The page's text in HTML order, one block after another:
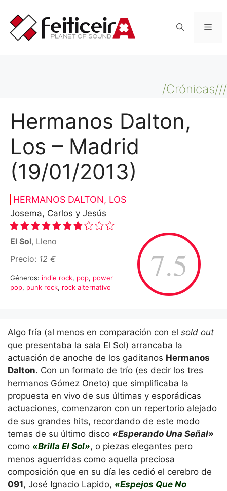
contenido
/Crónicas///
Hermanos Dalton,
Los – Madrid
(19/01/2013)
HERMANOS DALTON, LOS
Josema, Carlos y Jesús
7.5
El Sol, Lleno
Precio: 12 €
Géneros: indie rock, pop, power
pop, punk rock, rock alternativo
Algo fría (al menos en comparación con el sold out
que presentaba la sala El Sol) arrancaba la
actuación de anoche de los gaditanos Hermanos
Dalton. Con un formato de trío (es decir los tres
hermanos Gómez Oneto) que simplificaba la
propuesta en vivo de sus últimas y esporádicas
actuaciones, comenzaron con un repertorio alejado
de sus grandes hits, recordando de este modo
temas de su último disco «Esperando Una Señal»
como «Brilla El Sol», o piezas elegantes pero
menos aguerridas como aquella preciosa
composición que en su día les cedió el cerebro de
091, José Ignacio Lapido, «Espejos Que No